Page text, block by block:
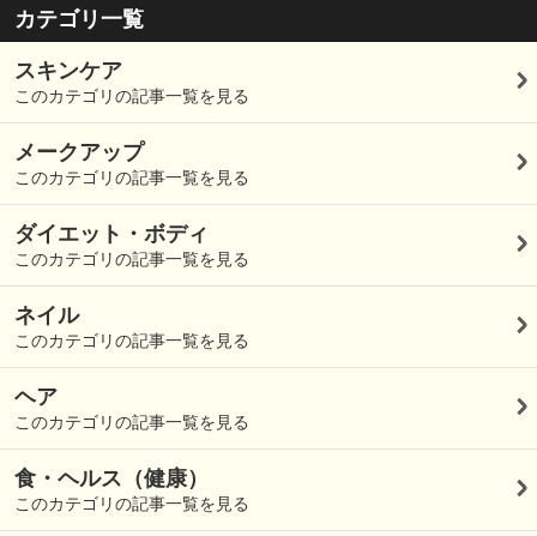
カテゴリ一覧
スキンケア
このカテゴリの記事一覧を見る
メークアップ
このカテゴリの記事一覧を見る
ダイエット・ボディ
このカテゴリの記事一覧を見る
ネイル
このカテゴリの記事一覧を見る
ヘア
このカテゴリの記事一覧を見る
食・ヘルス（健康）
このカテゴリの記事一覧を見る